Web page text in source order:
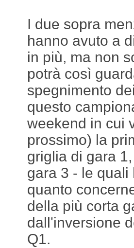
I due sopra
hanno avuto a
in più, ma non
potrà così
spegnimento
questo
weekend in cui
prossimo) la
griglia di gara
gara 3 - le
quanto
della più corta
dall'inversione
Q1.